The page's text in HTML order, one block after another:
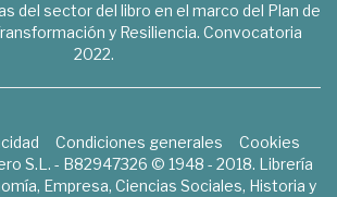
del sector del libro en el marco del Plan de
y Resiliencia. Convocatoria
2022.
Condiciones generales
Cookies
S.L. - B82947326 © 1948 - 2018. Librería
Empresa, Ciencias Sociales, Historia y